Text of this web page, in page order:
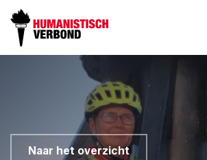
Naar het overzicht